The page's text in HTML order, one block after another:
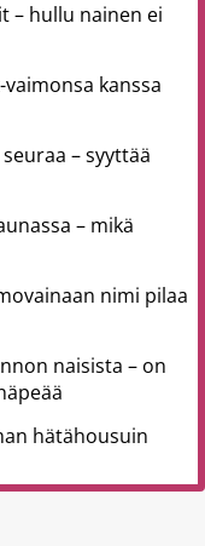
– hullu nainen ei
kanssa
– syyttää
– mikä
nimi pilaa
naisista – on
hätähousuin